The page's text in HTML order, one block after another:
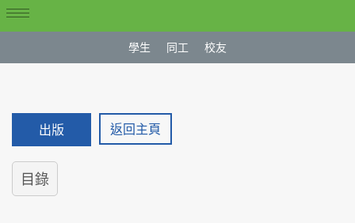
學生 同工 校友
出版 返回主頁
目錄